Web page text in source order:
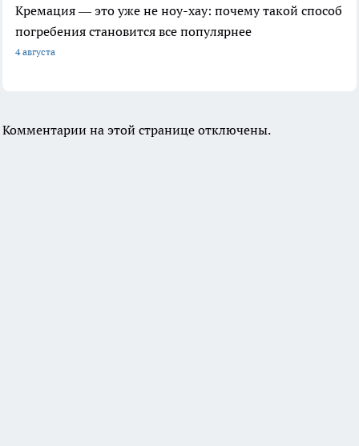
Кремация — это уже не ноу-хау: почему такой способ
погребения становится все популярнее
4 августа
Комментарии на этой странице отключены.